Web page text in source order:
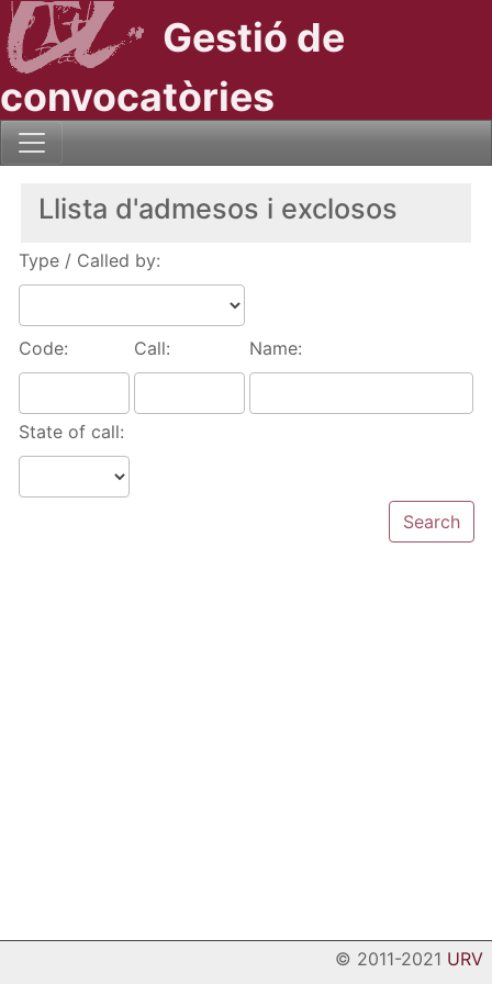
Gestió de
convocatòries
Llista d'admesos i exclosos
Type / Called by:
Code: Call: Name:
State of call:
© 2011-2021 URV